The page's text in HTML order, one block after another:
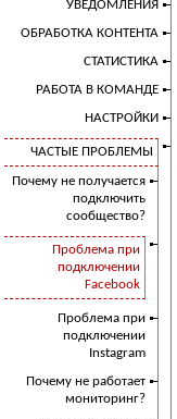
УВЕДОМЛЕНИЯ
ОБРАБОТКА КОНТЕНТА
СТАТИСТИКА
РАБОТА В КОМАНДЕ
НАСТРОЙКИ
ЧАСТЫЕ ПРОБЛЕМЫ
Почему не получается
подключить
сообщество?
Проблема при
подключении
Facebook
Проблема при
подключении
Instagram
Почему не работает
мониторинг?